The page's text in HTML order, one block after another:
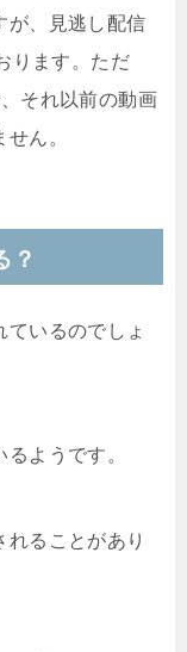
が、見逃し配信
ります。ただ
それ以前の動画
ん。
？
いるのでしょ
ようです。
ることがあり